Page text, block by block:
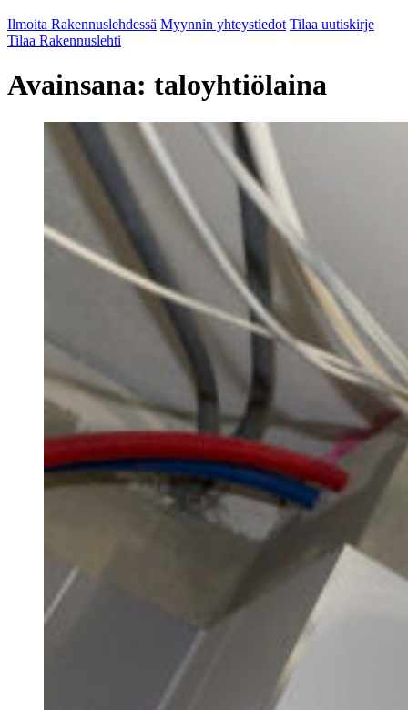
Ilmoita Rakennuslehdessä Myynnin yhteystiedot Tilaa uutiskirje
Tilaa Rakennuslehti
Avainsana: taloyhtiölaina